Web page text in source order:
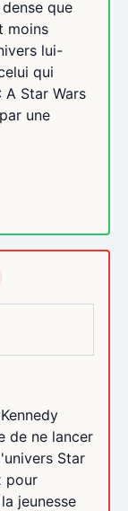
que
moins
lui-
qui
A Star Wars
une
de ne lancer
Star
pour
jeunesse